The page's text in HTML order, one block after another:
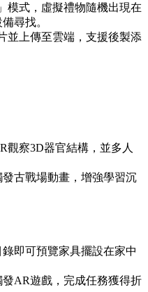
模式，虛擬禮物隨機出現在
尋找。
並上傳至雲端，支援後製添
觀察3D器官結構，並多人
古戰場動畫，增強學習沉
錄即可預覽家具擺設在家中
發AR遊戲，完成任務獲得折